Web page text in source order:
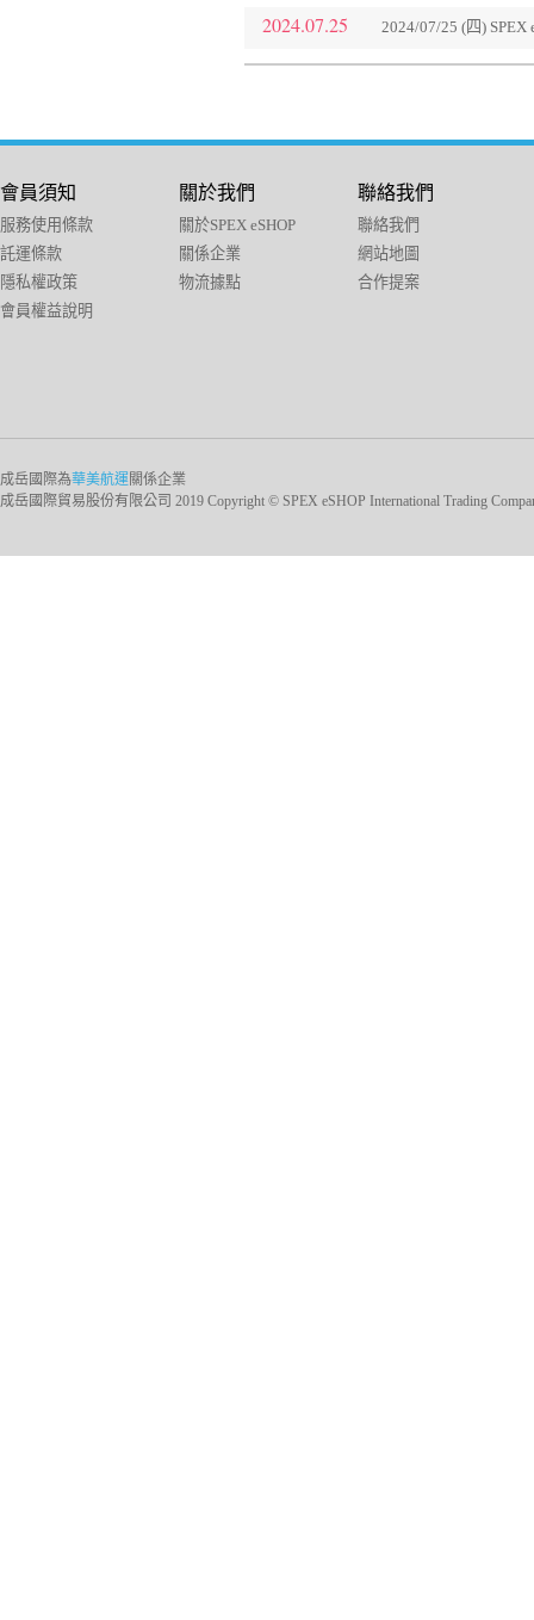
2024.07.25 2024/07/25 (四) SPEX
會員須知
服務使用條款
託運條款
隱私權政策
會員權益說明
關於我們
關於SPEX eSHOP
關係企業
物流據點
聯絡我們
聯絡我們
網站地圖
合作提案
成岳國際為華美航運關係企業
成岳國際貿易股份有限公司 2019 Copyright © SPEX eSHOP International Trading